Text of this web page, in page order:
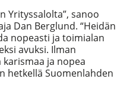
Yrityssalolta”, sanoo
Dan Berglund. “Heidän
nopeasti ja toimialan
avuksi. Ilman
karismaa ja nopea
hetkellä Suomenlahden